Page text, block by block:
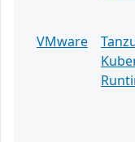
VMware